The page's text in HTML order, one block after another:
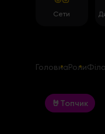
Сети
ГоловнаРоли
🤘Топчик